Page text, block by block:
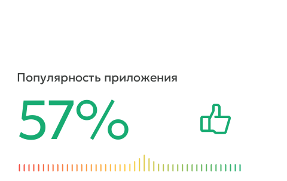
Популярность приложения
57%